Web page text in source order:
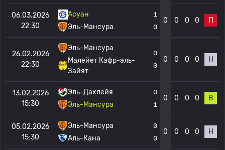
06.03.2026
22:30
Асуан
Эль-Мансура
1
0
0 0 0 0 П
26.02.2026
22:30
Эль-Мансура
Малейет Кафр-эль-
Зайят
0
0
0 0 0 0 Н
13.02.2026
15:30
Эль-Дахлейя
Эль-Мансура
0
1
0 0 0 0 В
05.02.2026
15:30
Эль-Мансура
Аль-Кана
0
0
0 0 0 0 Н